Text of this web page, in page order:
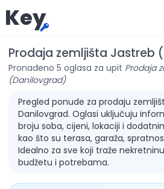
Key
Prodaja zemljišta Jastreb
Pronađeno 5 oglasa za upit Prodaja
(Danilovgrad)
Pregled ponude za prodaju
Danilovgrad. Oglasi uključuju
broju soba, cijeni, lokaciji i
kao što su terasa, garaža,
Idealno za sve koji traže
budžetu i potrebama.